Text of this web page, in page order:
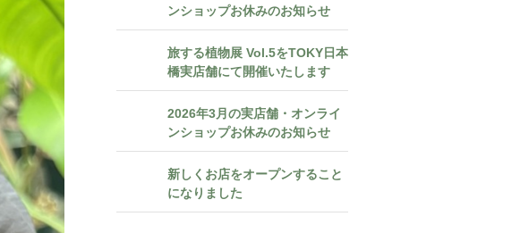
ンショップお休みのお知らせ
旅する植物展 Vol.5をTOKY日本
橋実店舗にて開催いたします
2026年3月の実店舗・オンライ
ンショップお休みのお知らせ
新しくお店をオープンすること
になりました